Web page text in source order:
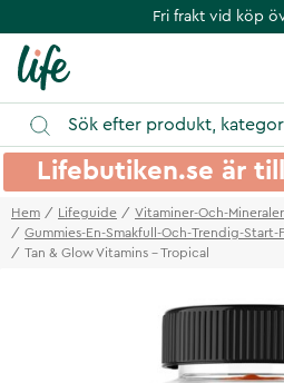
Fri frakt vid köp
Lifebutiken.se är
Hem Lifeguide
Vitaminer-Och-Mineraler
Gummies-En-Smakfull-Och-Trendig-Start-
Tan & Glow Vitamins - Tropical